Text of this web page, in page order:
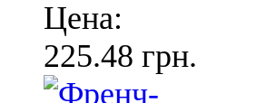
Цена:
225.48 грн.